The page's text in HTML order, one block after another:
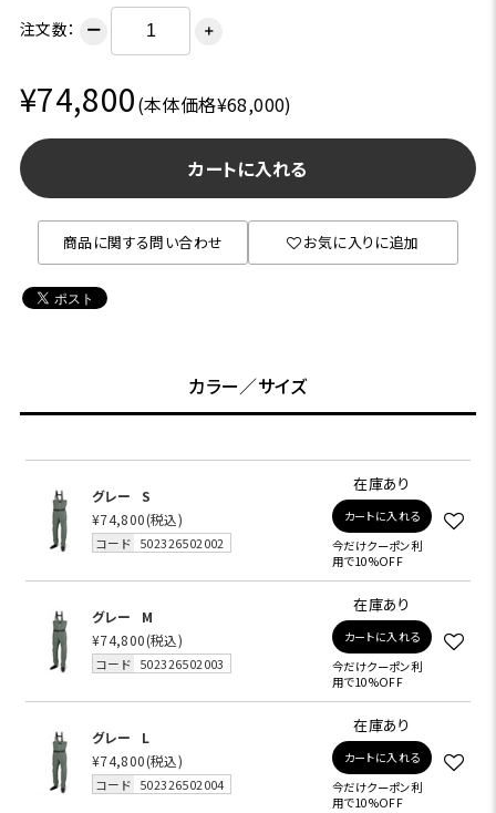
注文数： ー ＋
¥74,800(本体価格¥68,000)
カートに入れる
商品に関する問い合わせ お気に入りに追加
カラー／サイズ
グレー
S
¥74,800(税込)
コード 502326502002
在庫あり
カートに入れる
今だけクーポン利
用で10%OFF
グレー
M
¥74,800(税込)
コード 502326502003
在庫あり
カートに入れる
今だけクーポン利
用で10%OFF
グレー
L
¥74,800(税込)
コード 502326502004
在庫あり
カートに入れる
今だけクーポン利
用で10%OFF